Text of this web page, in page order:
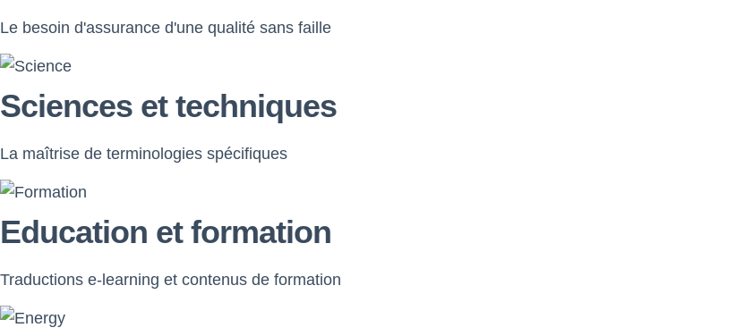
Le besoin d'assurance d'une qualité sans faille
Sciences et techniques
La maîtrise de terminologies spécifiques
Education et formation
Traductions e-learning et contenus de formation